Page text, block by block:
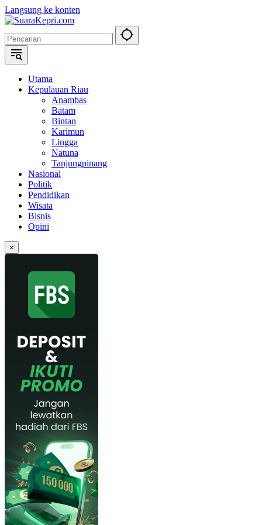
Langsung ke konten
Utama
Kepulauan Riau
Anambas
Batam
Bintan
Karimun
Lingga
Natuna
Tanjungpinang
Nasional
Politik
Pendidikan
Wisata
Bisnis
Opini
×